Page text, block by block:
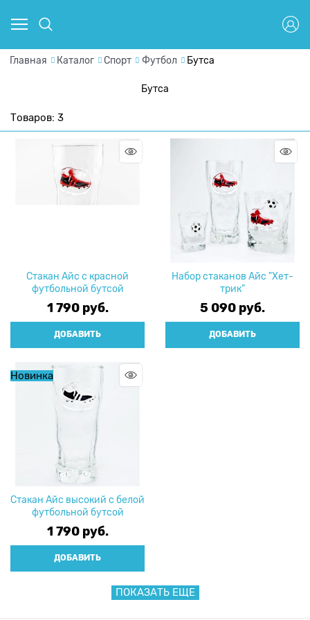
Главная Каталог Спорт Футбол Бутса
Бутса
Товаров: 3
Стакан Айс с красной
футбольной бутсой
1 790 руб.
ДОБАВИТЬ
Набор стаканов Айс "Хет-
трик"
5 090 руб.
ДОБАВИТЬ
Новинка
Стакан Айс высокий с белой
футбольной бутсой
1 790 руб.
ДОБАВИТЬ
ПОКАЗАТЬ ЕЩЕ